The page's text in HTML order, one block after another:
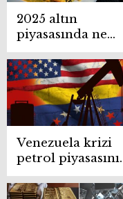
2025 altın
piyasasında ne
oldu? Trend
nereye gidiyor?
Venezuela krizi
petrol piyasasını
nasıl etkileyecek?